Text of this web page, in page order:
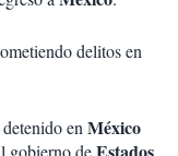
delitos en
enMéxico
gobierno de